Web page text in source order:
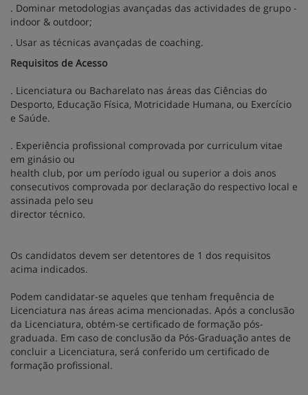
. Dominar metodologias avançadas das actividades de grupo -
indoor & outdoor;
. Usar as técnicas avançadas de coaching.
Requisitos de Acesso
. Licenciatura ou Bacharelato nas áreas das Ciências do
Desporto, Educação Física, Motricidade Humana, ou Exercício
e Saúde.
. Experiência profissional comprovada por curriculum vitae
em ginásio ou
health club, por um período igual ou superior a dois anos
consecutivos comprovada por declaração do respectivo local e
assinada pelo seu
director técnico.
Os candidatos devem ser detentores de 1 dos requisitos
acima indicados.
Podem candidatar-se aqueles que tenham frequência de
Licenciatura nas áreas acima mencionadas. Após a conclusão
da Licenciatura, obtém-se certificado de formação pós-
graduada. Em caso de conclusão da Pós-Graduação antes de
concluir a Licenciatura, será conferido um certificado de
formação profissional.